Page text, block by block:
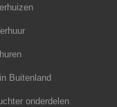
Buitenland
onderdelen